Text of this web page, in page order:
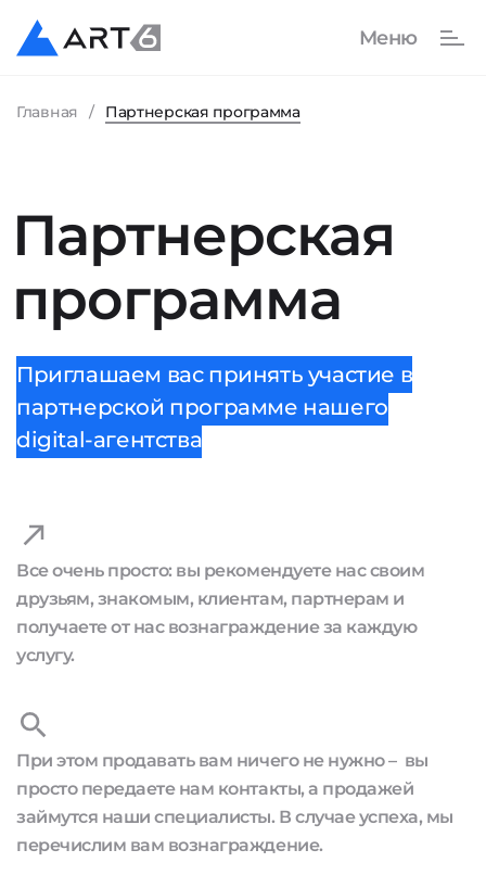
Главная Партнерская программа
Партнерская
программа
Приглашаем вас принять участие в
партнерской программе нашего
digital-агентства
Все очень просто: вы рекомендуете нас своим
друзьям, знакомым, клиентам, партнерам и
получаете от нас вознаграждение за каждую
услугу.
При этом продавать вам ничего не нужно – вы
просто передаете нам контакты, а продажей
займутся наши специалисты. В случае успеха, мы
перечислим вам вознаграждение.